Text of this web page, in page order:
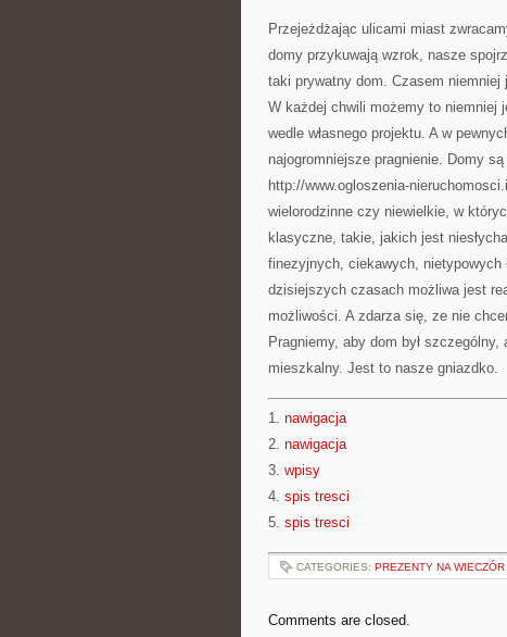
Przejeżdżając ulicami miast
domy przykuwają wzrok, nasze
taki prywatny dom. Czasem
W każdej chwili możemy to niemniej
wedle własnego projektu. A w
najogromniejsze pragnienie. Domy
http://www.ogloszenia-
wielorodzinne czy niewielkie, w
klasyczne, takie, jakich jest
finezyjnych, ciekawych, nietypowych
dzisiejszych czasach możliwa jest
możliwości. A zdarza się, ze nie
Pragniemy, aby dom był
mieszkalny. Jest to nasze gniazdko.
1. nawigacja
2. nawigacja
3. wpisy
4. spis tresci
5. spis tresci
CATEGORIES: PREZENTY NA
Comments are closed.